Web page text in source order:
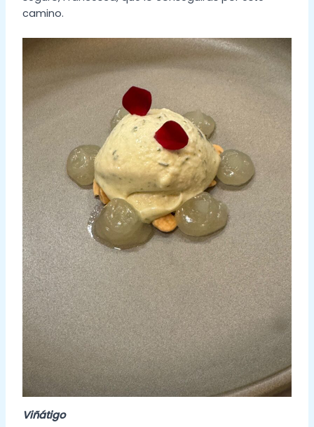
camino.
Viñátigo